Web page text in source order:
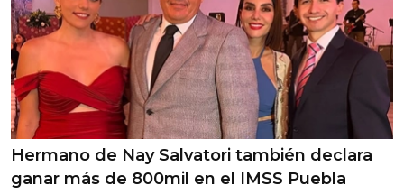
Hermano de Nay Salvatori también declara
ganar más de 800mil en el IMSS Puebla